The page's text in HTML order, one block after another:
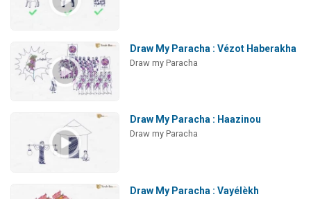
Draw My Paracha : Vézot Haberakha
Draw my Paracha
Draw My Paracha : Haazinou
Draw my Paracha
Draw My Paracha : Vayélèkh